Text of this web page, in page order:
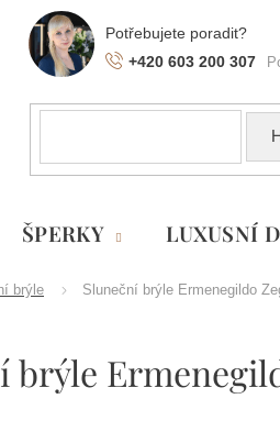
+420 603 200 307
ŠPERKY LUXUSNÍ
brýle Sluneční brýle Ermenegildo
brýle